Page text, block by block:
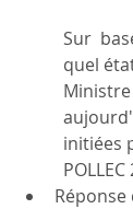
Sur
quel
initiées